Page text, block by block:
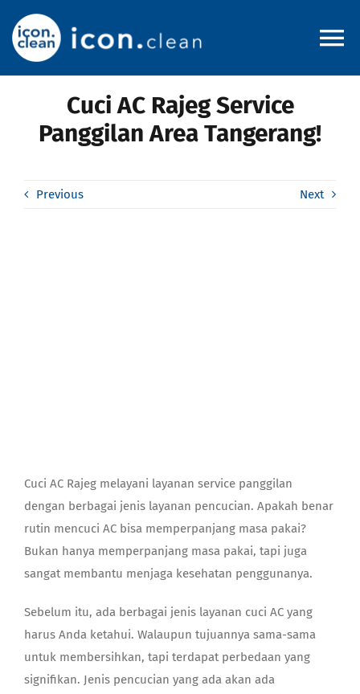
content
Home
Cuci AC Rajeg Service
Panggilan Area Tangerang!
Previous Next
Cuci AC Rajeg melayani layanan service panggilan
dengan berbagai jenis layanan pencucian. Apakah benar
rutin mencuci AC bisa memperpanjang masa pakai?
Bukan hanya memperpanjang masa pakai, tapi juga
sangat membantu menjaga kesehatan penggunanya.
Sebelum itu, ada berbagai jenis layanan cuci AC yang
harus Anda ketahui. Walaupun tujuannya sama-sama
untuk membersihkan, tapi terdapat perbedaan yang
signifikan. Jenis pencucian yang ada akan ada